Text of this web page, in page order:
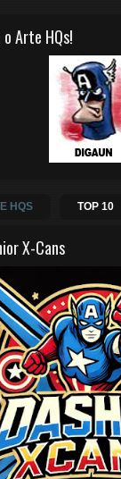
o Arte HQs!
HQS TOP 10
X-Cans